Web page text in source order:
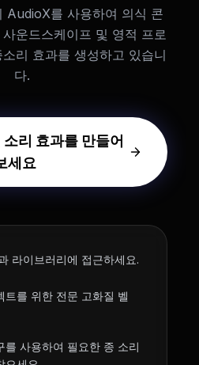
AudioX를 사용하여 의식 콘
운드스케이프 및 영적 프로
리 효과를 생성하고 있습니
다.
리 효과를 만들어
세요
라이브러리에 접근하세요.
트를 위한 전문 고화질 벨
를 사용하여 필요한 종 소리